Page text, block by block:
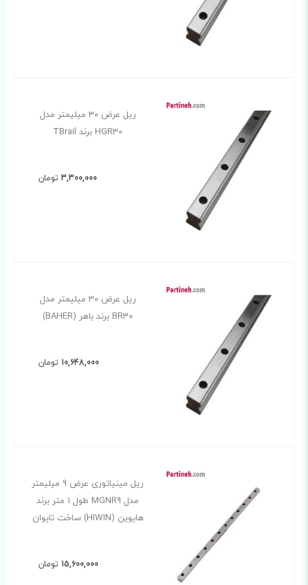
ریل عرض 30 میلیمتر مدل
HGR30 برند TBrail
3,300,000 تومان
ریل عرض 30 میلیمتر مدل
BR30 برند باهر (BAHER)
10,648,000 تومان
ریل مینیاتوری عرض 9 میلیمتر
مدل MGNR9 طول 1 متر برند
هایوین (HIWIN) ساخت تایوان
15,600,000 تومان